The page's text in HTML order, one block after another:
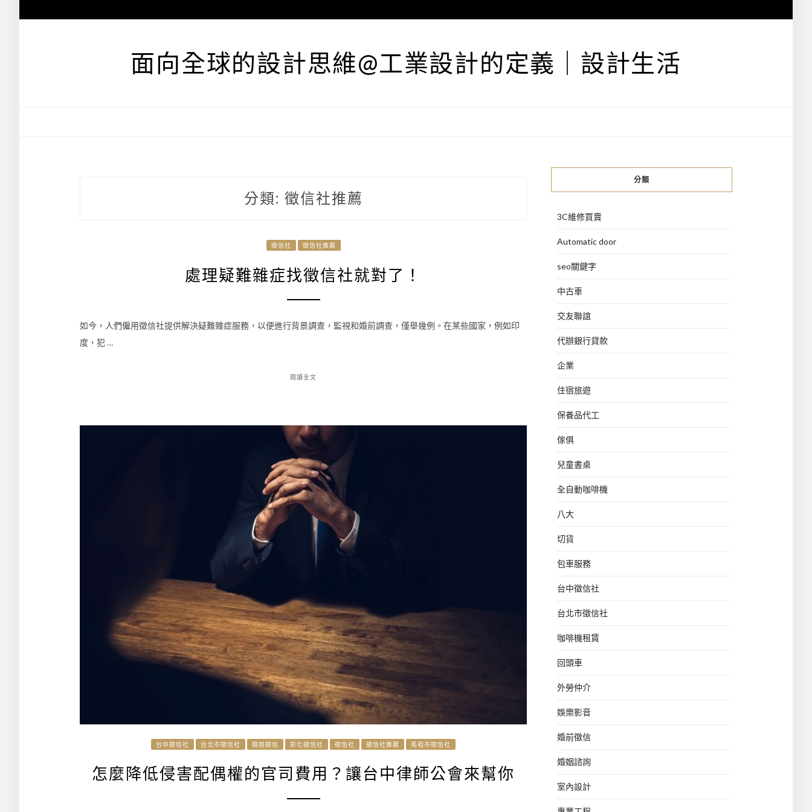
至
面向全球的設計思維@工業設計的定義｜設計生活
分類: 徵信社推薦
徵信社 徵信社推薦
處理疑難雜症找徵信社就對了！
如今，人們僱用徵信社提供解決疑難雜症服務，以便進行背景調查，監視和婚前調查，僅舉幾例。在某些國家，例如印
度，犯 …
閱讀全文
台中徵信社 台北市徵信社 婚前徵信 彰化徵信社 徵信社 徵信社推薦 馬祖市徵信社
怎麼降低侵害配偶權的官司費用？讓台中律師公會來幫你
分類
3C維修買賣
Automatic door
seo關鍵字
中古車
交友聯誼
代辦銀行貸款
企業
住宿旅遊
保養品代工
傢俱
兒童書桌
全自動咖啡機
八大
切貨
包車服務
台中徵信社
台北市徵信社
咖啡機租賃
回頭車
外勞仲介
娛樂影音
婚前徵信
婚姻諮詢
室內設計